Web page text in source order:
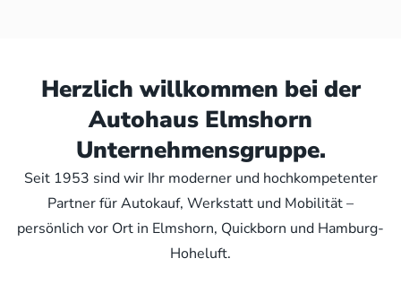
Herzlich willkommen bei der
Autohaus Elmshorn
Unternehmensgruppe.
Seit 1953 sind wir Ihr moderner und hochkompetenter
Partner für Autokauf, Werkstatt und Mobilität –
persönlich vor Ort in Elmshorn, Quickborn und Hamburg-
Hoheluft.